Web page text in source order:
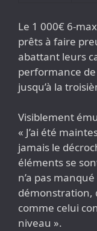
Le 1 000€ 6-
prêts à faire
abattant leurs
performance
jusqu’à la
Visiblement
« J’ai été
jamais le
éléments se
n’a pas
comme celui
niveau ».